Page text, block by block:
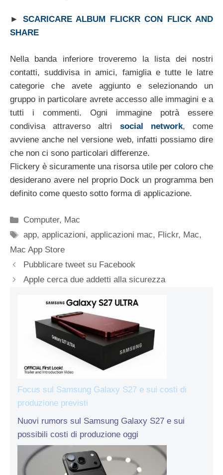
► SCARICARE ALBUM FLICKR CON FLICK AND
SHARE
Nella banda inferiore troveremo la lista dei nostri
contatti, suddivisa in amici, famiglia e tutte le latre
categorie che avete aggiunto e selezionando un
gruppo in particolare avrete accesso alle immagini e a
tutti i commenti. Ogni immagine potrà essere
condivisa attraverso altri social network, come
avviene anche nel versione web, infatti possiamo dire
che non ci sono particolari differenze.
Flickery è sicuramente una risorsa utile per coloro che
desiderano avere nel proprio Dock un programma ben
definito come questo sotto forma di applicazione.
Categorie
Computer, Mac
Tag
app,applicazioni,applicazioni mac, Flickr, Mac,
Mac App Store
Pubblicare tweet su Facebook
Apple cerca due addetti alla sicurezza
Focus sul Samsung Galaxy S27 e sui costi di
produzione previsti
Nuovi rumors sul Samsung Galaxy S27 e sui
possibili costi di produzione oggi